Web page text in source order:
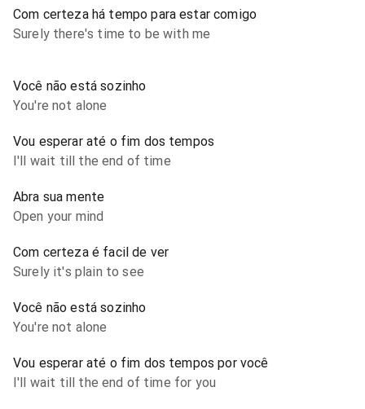
Com certeza há tempo para estar comigo
Surely there's time to be with me
Você não está sozinho
You're not alone
Vou esperar até o fim dos tempos
I'll wait till the end of time
Abra sua mente
Open your mind
Com certeza é facil de ver
Surely it's plain to see
Você não está sozinho
You're not alone
Vou esperar até o fim dos tempos por você
I'll wait till the end of time for you